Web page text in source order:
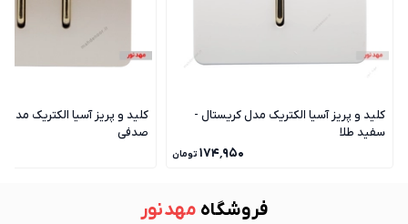
کلید و پریز آسیا الکتریک مدل کریستال -
سفید طلا
۱۷۴٬۹۵۰ تومان
کلید و پریز آسیا الکتریک مدل
صدفی
فروشگاه مهد نور